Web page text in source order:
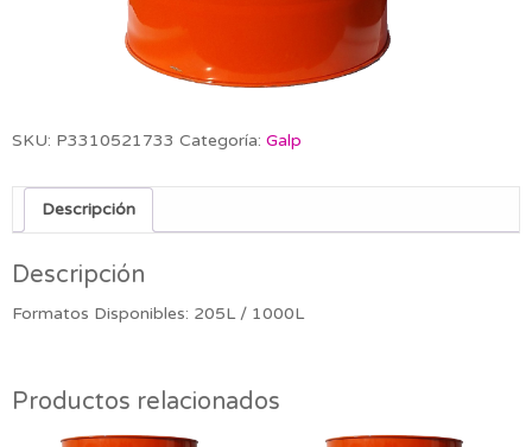
SKU: P3310521733 Categoría: Galp
Descripción
Descripción
Formatos Disponibles: 205L / 1000L
Productos relacionados